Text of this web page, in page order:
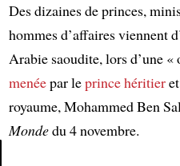
Des dizaines de princes,
hommes d’affaires viennent
Arabie saoudite, lors d’une
menéepar leprince héritieret
royaume, Mohammed Ben
Mondedu 4 novembre.